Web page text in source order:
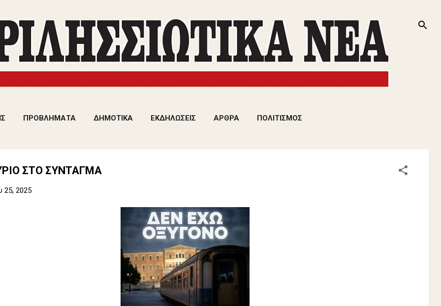
ΠΡΟΒΛΗΜΑΤΑ ΔΗΜΟΤΙΚΑ ΕΚΔΗΛΩΣΕΙΣ ΑΡΘΡΑ ΠΟΛΙΤΙΣΜΟΣ
ΣΤΟ ΣΥΝΤΑΓΜΑ
25, 2025